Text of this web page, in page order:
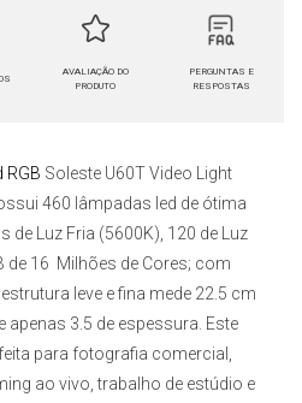
AVALIAÇÃO DO
PRODUTO
PERGUNTAS E
RESPOSTAS
RGB Soleste U60T Video Light
460 lâmpadas led de ótima
de Luz Fria (5600K), 120 de Luz
de 16 Milhões de Cores; com
leve e fina mede 22.5 cm
apenas 3.5 de espessura. Este
para fotografia comercial,
ao vivo, trabalho de estúdio e